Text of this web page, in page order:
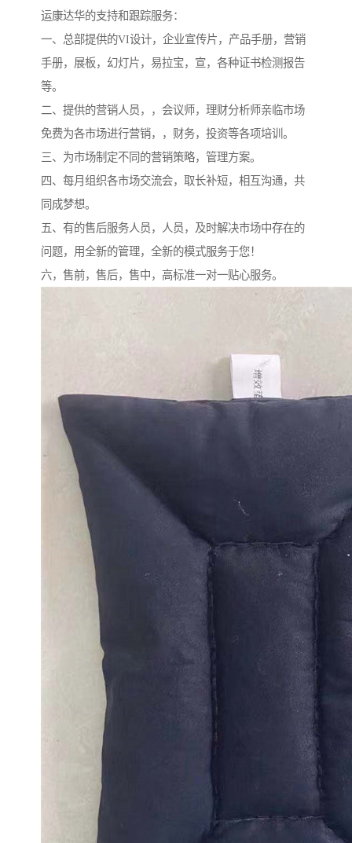
运康达华的支持和跟踪服务：
一、总部提供的VI设计，企业宣传片，产品手册，营销
手册，展板，幻灯片，易拉宝，宣，各种证书检测报告
等。
二、提供的营销人员，，会议师，理财分析师亲临市场
免费为各市场进行营销，，财务，投资等各项培训。
三、为市场制定不同的营销策略，管理方案。
四、每月组织各市场交流会，取长补短，相互沟通，共
同成梦想。
五、有的售后服务人员，人员，及时解决市场中存在的
问题，用全新的管理，全新的模式服务于您！
六，售前，售后，售中，高标准一对一贴心服务。